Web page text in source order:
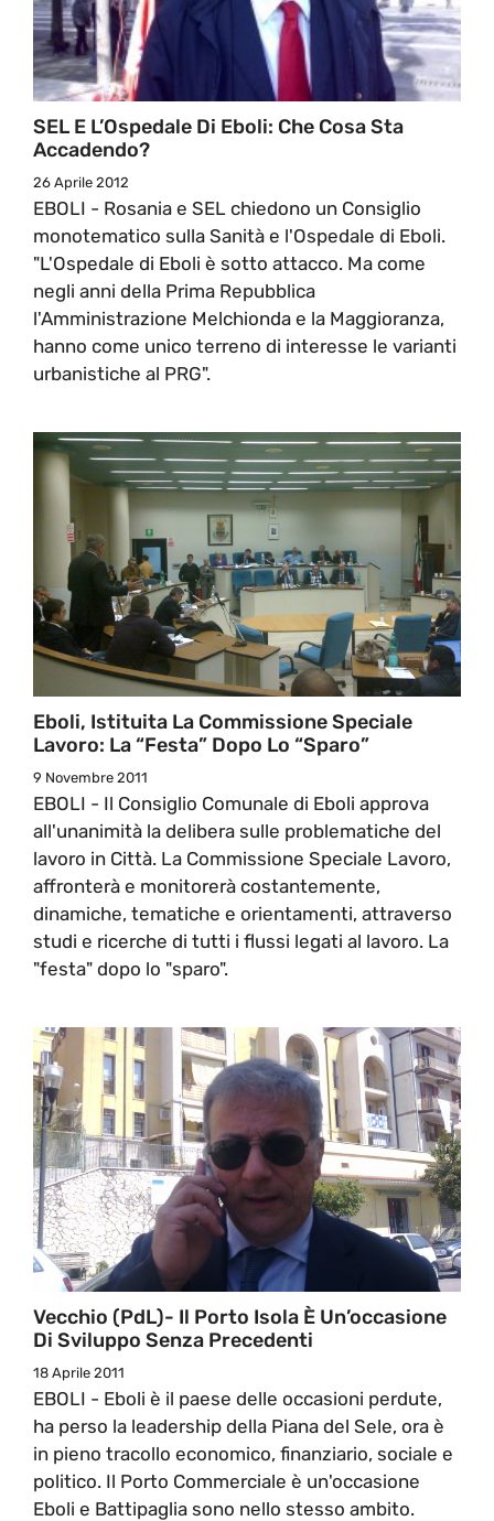
SEL E L’Ospedale Di Eboli: Che Cosa Sta
Accadendo?
26 Aprile 2012
EBOLI - Rosania e SEL chiedono un Consiglio
monotematico sulla Sanità e l'Ospedale di Eboli.
"L'Ospedale di Eboli è sotto attacco. Ma come
negli anni della Prima Repubblica
l'Amministrazione Melchionda e la Maggioranza,
hanno come unico terreno di interesse le varianti
urbanistiche al PRG".
Eboli, Istituita La Commissione Speciale
Lavoro: La “festa” Dopo Lo “sparo”
9 Novembre 2011
EBOLI - Il Consiglio Comunale di Eboli approva
all'unanimità la delibera sulle problematiche del
lavoro in Città. La Commissione Speciale Lavoro,
affronterà e monitorerà costantemente,
dinamiche, tematiche e orientamenti, attraverso
studi e ricerche di tutti i flussi legati al lavoro. La
"festa" dopo lo "sparo".
Vecchio (PdL)- Il Porto Isola È Un’occasione
Di Sviluppo Senza Precedenti
18 Aprile 2011
EBOLI - Eboli è il paese delle occasioni perdute,
ha perso la leadership della Piana del Sele, ora è
in pieno tracollo economico, finanziario, sociale e
politico. Il Porto Commerciale è un'occasione
Eboli e Battipaglia sono nello stesso ambito.